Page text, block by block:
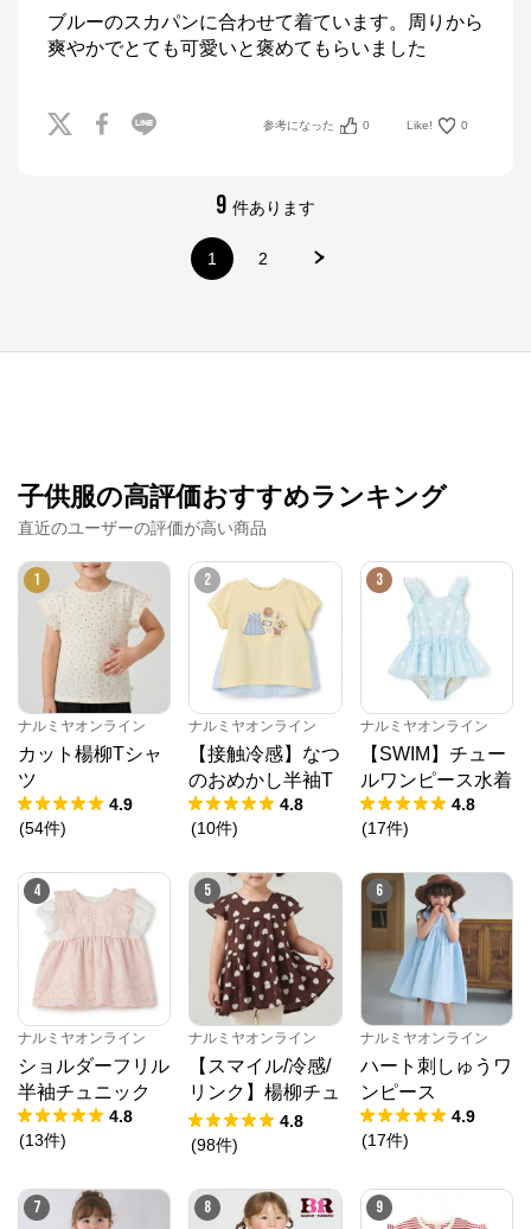
ブルーのスカパンに合わせて着ています。周りから
爽やかでとても可愛いと褒めてもらいました
参考になった 0 Like! 0
9 件あります
1 2
子供服の高評価おすすめランキング
直近のユーザーの評価が高い商品
1
ナルミヤオンライン
カット楊柳Tシャ
ツ
4.9
(54件)
2
ナルミヤオンライン
【接触冷感】なつ
のおめかし半袖T
4.8
(10件)
3
ナルミヤオンライン
【SWIM】チュー
ルワンピース水着
4.8
(17件)
4
ナルミヤオンライン
ショルダーフリル
半袖チュニック
4.8
(13件)
5
ナルミヤオンライン
【スマイル/冷感/
リンク】楊柳チュ
ニック
4.8
(98件)
6
ナルミヤオンライン
ハート刺しゅうワ
ンピース
4.9
(17件)
7 8 9
公式ECサイト
※外部サイトが開きます
ナルミヤオンライン からのコメント
ナルミヤオンライン公式通販ショップ。人気子供服メ
ゾピアノ、プティマイン、ラブトキシック、アナスイ
ミニ等、全ブランド、全商品をご覧いただけます。